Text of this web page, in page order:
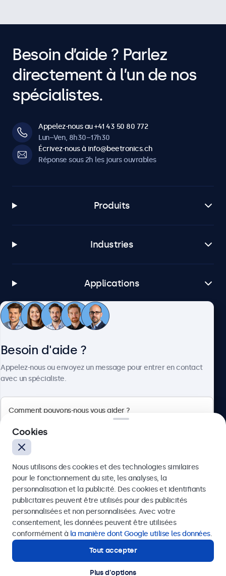
Besoin d’aide ? Parlez
directement à l’un de nos
spécialistes.
Appelez-nous au +41 43 50 80 772
Lun–Ven, 8h30–17h30
Écrivez-nous à info@beetronics.ch
Réponse sous 2h les jours ouvrables
Produits
Industries
Applications
Service client
4.8/5 noté par 5000+ entreprises
Français
Besoin d'aide ?
Appelez-nous ou envoyez un message pour entrer en contact
avec un spécialiste.
Envoyer
Ou appelez-nous au+41 43 50 80 772
Contactez nos spécialistes.
Cookies
Nous utilisons des cookies et des technologies similaires
pour le fonctionnement du site, les analyses, la
personnalisation et la publicité. Des cookies et identifiants
publicitaires peuvent être utilisés pour des publicités
personnalisées et non personnalisées. Avec votre
consentement, les données peuvent être utilisées
conformément à la manière dont Google utilise les données.
Tout accepter
Plus d'options